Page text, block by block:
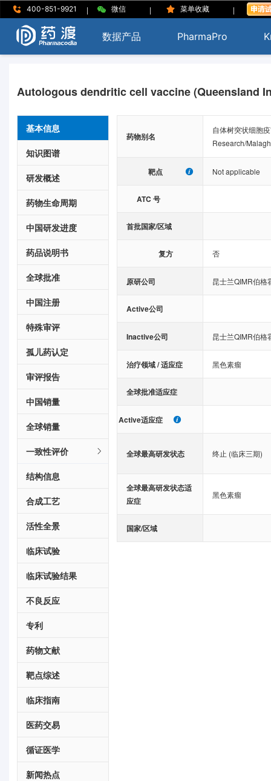
400-851-9921 | 微信 | 菜单收藏 |
数据产品 PharmaPro
Autologous dendritic cell vaccine (Queensland
基本信息
知识图谱
研发概述
药物生命周期
中国研发进度
药品说明书
全球批准
中国注册
特殊审评
孤儿药认定
审评报告
中国销量
全球销量
一致性评价
结构信息
合成工艺
活性全景
临床试验
临床试验结果
不良反应
专利
药物文献
靶点综述
临床指南
医药交易
循证医学
新闻热点
药物别名
自体树突状细胞
Research/
靶点 Not applicable
ATC 号
首批国家/区域
复方 否
原研公司 昆士兰QIMR伯格
Active公司
Inactive公司 昆士兰QIMR伯格
治疗领域 / 适应症 黑色素瘤
全球批准适应症
Active适应症
全球最高研发状态 终止 (临床三期)
全球最高研发状态适
应症
黑色素瘤
国家/区域